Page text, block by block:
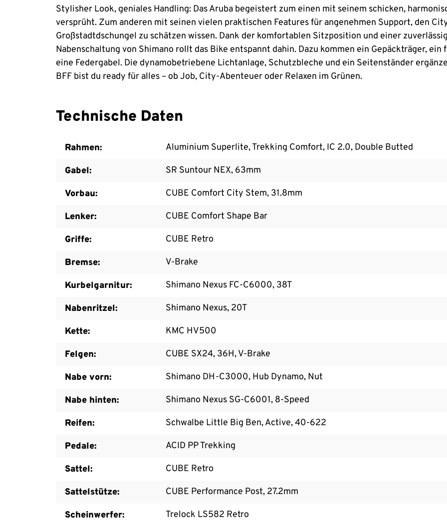
Stylisher Look, geniales Handling: Das Aruba begeistert zum einen mit seinem schicken,
versprüht. Zum anderen mit seinen vielen praktischen Features für angenehmen Support, den
Großstadtdschungel zu schätzen wissen. Dank der komfortablen Sitzposition und einer
Nabenschaltung von Shimano rollt das Bike entspannt dahin. Dazu kommen ein Gepäckträger,
eine Federgabel. Die dynamobetriebene Lichtanlage, Schutzbleche und ein Seitenständer
BFF bist du ready für alles – ob Job, City-Abenteuer oder Relaxen im Grünen.
Technische Daten
Rahmen: Aluminium Superlite, Trekking Comfort, IC 2.0, Double Butted
Gabel: SR Suntour NEX, 63mm
Vorbau: CUBE Comfort City Stem, 31.8mm
Lenker: CUBE Comfort Shape Bar
Griffe: CUBE Retro
Bremse: V-Brake
Kurbelgarnitur: Shimano Nexus FC-C6000, 38T
Nabenritzel: Shimano Nexus, 20T
Kette: KMC HV500
Felgen: CUBE SX24, 36H, V-Brake
Nabe vorn: Shimano DH-C3000, Hub Dynamo, Nut
Nabe hinten: Shimano Nexus SG-C6001, 8-Speed
Reifen: Schwalbe Little Big Ben, Active, 40-622
Pedale: ACID PP Trekking
Sattel: CUBE Retro
Sattelstütze: CUBE Performance Post, 27.2mm
Scheinwerfer: Trelock LS582 Retro